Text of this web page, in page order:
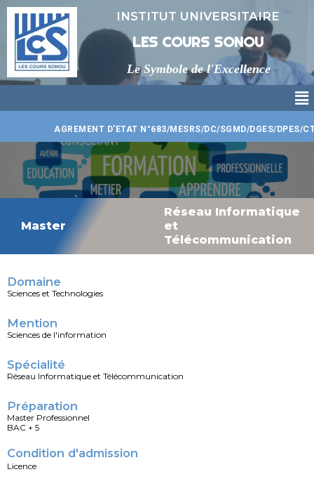
Aller
contenu
INSTITUT UNIVERSITAIRE
LES COURS SONOU
Le Symbole de l'Excellence
AGREMENT D'ETAT N°683/MESRS/DC/SGMD/DGES/DPES/
Master
Réseau Informatique
et
Télécommunication
Domaine
Sciences et Technologies
Mention
Sciences de l'information
Spécialité
Réseau Informatique et Télécommunication
Préparation
Master Professionnel
BAC + 5
Condition d'admission
Licence